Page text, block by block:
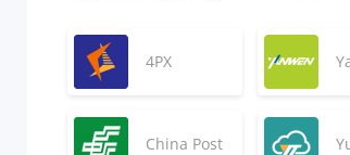
4PX
China Post